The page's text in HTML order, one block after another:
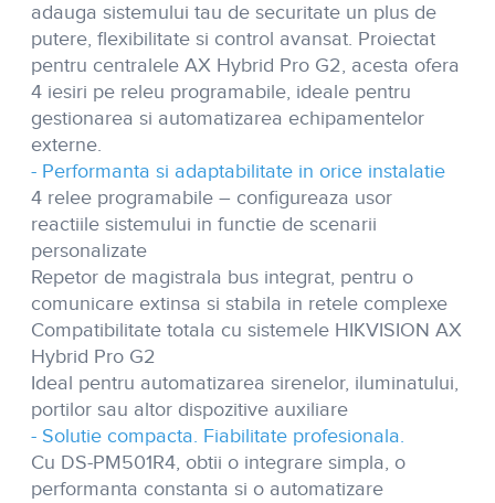
adauga sistemului tau de securitate un plus de
putere, flexibilitate si control avansat. Proiectat
pentru centralele AX Hybrid Pro G2, acesta ofera
4 iesiri pe releu programabile, ideale pentru
gestionarea si automatizarea echipamentelor
externe.
- Performanta si adaptabilitate in orice instalatie
4 relee programabile – configureaza usor
reactiile sistemului in functie de scenarii
personalizate
Repetor de magistrala bus integrat, pentru o
comunicare extinsa si stabila in retele complexe
Compatibilitate totala cu sistemele HIKVISION AX
Hybrid Pro G2
Ideal pentru automatizarea sirenelor, iluminatului,
portilor sau altor dispozitive auxiliare
- Solutie compacta. Fiabilitate profesionala.
Cu DS-PM501R4, obtii o integrare simpla, o
performanta constanta si o automatizare